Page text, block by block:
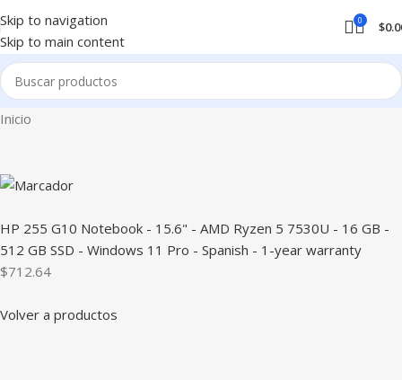
Skip to navigation
Skip to main content
0 $
Inicio
HP 255 G10 Notebook - 15.6" - AMD Ryzen 5 7530U - 16 GB -
512 GB SSD - Windows 11 Pro - Spanish - 1-year warranty
$712.64
Volver a productos